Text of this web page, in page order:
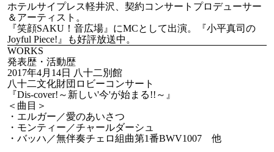
ホテルサイプレス軽井沢、契約コンサートプロデューサー
＆アーティスト。
『笑顔SAKU！音広場』にMCとして出演。『小平真司の
Joyful Piece!』も好評放送中。
WORKS
発表歴・活動歴
2017年4月14日 八十二別館
八十二文化財団ロビーコンサート
『Dis-cover!～新しい'今'が始まる!!～』
＜曲目＞
・エルガー／愛のあいさつ
・モンティー／チャールダーシュ
・バッハ／無伴奏チェロ組曲第1番BWV1007 他